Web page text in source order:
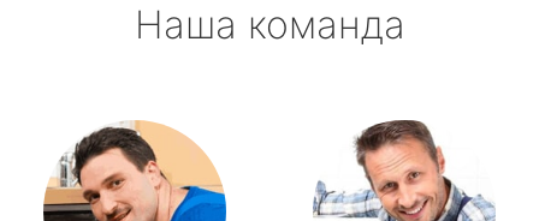
Наша команда